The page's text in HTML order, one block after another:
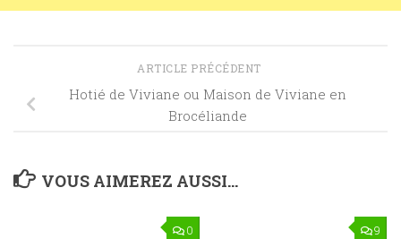
ARTICLE PRÉCÉDENT
Hotié de Viviane ou Maison de Viviane en
Brocéliande
VOUS AIMEREZ AUSSI...
0 9